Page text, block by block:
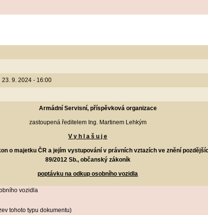
23. 9. 2024 - 16:00
Armádní Servisní, příspěvková organizace
zastoupená ředitelem Ing. Martinem Lehkým
V y h l a š u j e
o majetku ČR a jejím vystupování v právních vztazích ve znění
89/2012 Sb., občanský zákoník
poptávku na odkup osobního vozidla
vozidla
tohoto typu dokumentu)